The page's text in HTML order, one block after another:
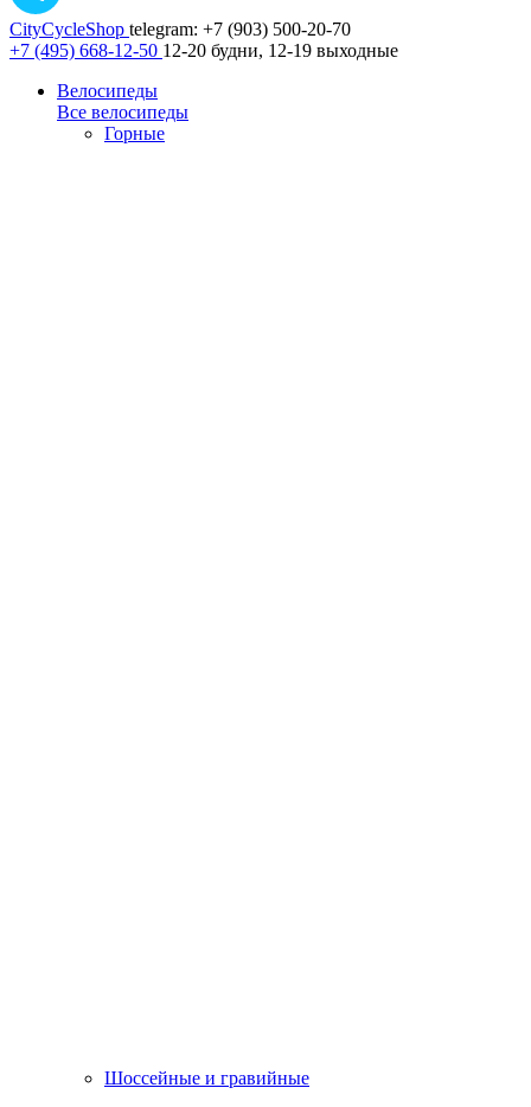
CityCycleShop telegram: +7 (903) 500-20-70
+7 (495) 668-12-50 12-20 будни, 12-19 выходные
Велосипеды
Все велосипеды
Горные
Шоссейные и гравийные